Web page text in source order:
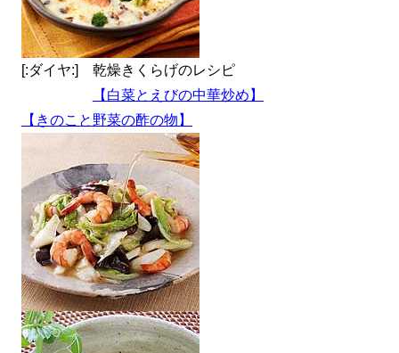
[:ダイヤ:] 乾燥きくらげのレシピ
【白菜とえびの中華炒め】
【きのこと野菜の酢の物】